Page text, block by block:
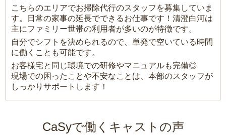
こちらのエリアでお掃除代行のスタッフを募集していま
す。日常の家事の延長でできるお仕事です！清澄白河は
主にファミリー世帯の利用者が多いのが特徴です。
自分でシフトを決められるので、単発で空いている時間
に働くことも可能です。
お客様宅と同じ環境での研修やマニュアルも完備◎
現場での困ったことや不安なことは、本部のスタッフが
しっかりサポートします！
CaSyで働くキャストの声